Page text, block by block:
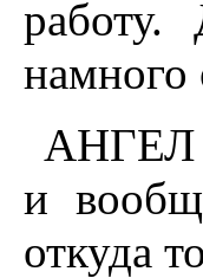
намного
АНГЕЛ
и
откуда